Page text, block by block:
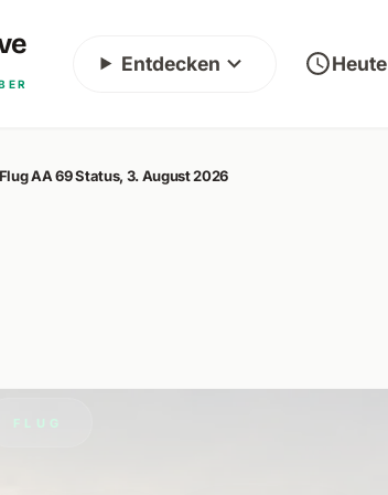
Entdecken Heute
Flug AA 69 Status, 3. August 2026
FLUG